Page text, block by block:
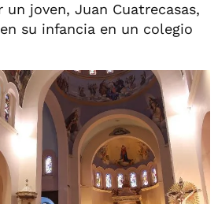
joven, Juan Cuatrecasas,
su infancia en un colegio